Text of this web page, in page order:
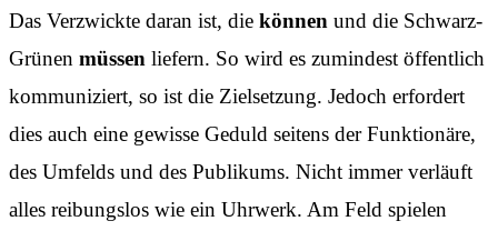
Das Verzwickte daran ist, die können und die Schwarz-
Grünen müssen liefern. So wird es zumindest öffentlich
kommuniziert, so ist die Zielsetzung. Jedoch erfordert
dies auch eine gewisse Geduld seitens der Funktionäre,
des Umfelds und des Publikums. Nicht immer verläuft
alles reibungslos wie ein Uhrwerk. Am Feld spielen